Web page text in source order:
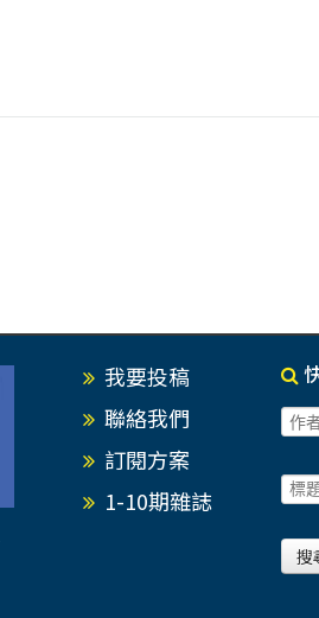
我要投稿
聯絡我們
訂閱方案
1-10期雜誌